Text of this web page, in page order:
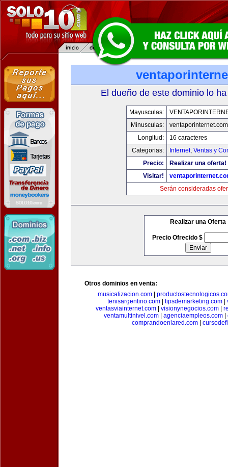
El dueño de este dominio lo
Mayusculas:
Minusculas:
ventaporinternet.com
Longitud:
16 caracteres
Categorias:
Internet, Ventas y
Precio:
Realizar una oferta!
Visitar!
Serán consideradas
Realizar una Oferta
Precio Ofrecido $
Otros dominios en venta:
musicalizacion.com|
tenisargentino.com
tipsdemarketing.com
ventasviainternet.com
visionynegocios.com
ventamultinivel.com| agenciaempleos.com|
comprandoenlared.com|